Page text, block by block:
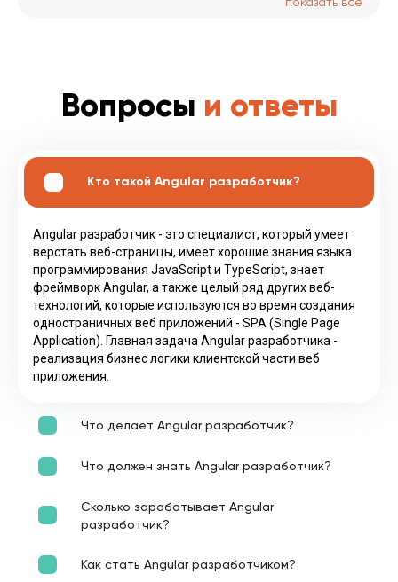
Вопросы и ответы
Кто такой Angular разработчик?
Angular разработчик - это специалист, который умеет
верстать веб-страницы, имеет хорошие знания языка
программирования JavaScript и TypeScript, знает
фреймворк Angular, а также целый ряд других веб-
технологий, которые используются во время создания
одностраничных веб приложений - SPA (Single Page
Application). Главная задача Angular разработчика -
реализация бизнес логики клиентской части веб
приложения.
Что делает Angular разработчик?
Что должен знать Angular разработчик?
Сколько зарабатывает Angular
разработчик?
Как стать Angular разработчиком?